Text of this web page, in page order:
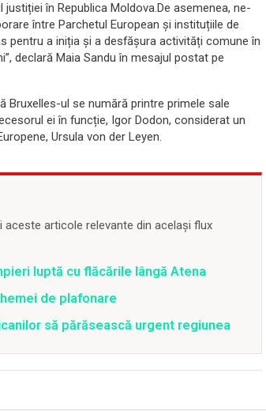
în Republica Moldova.De asemenea, ne-
între Parchetul European și instituțiile de
pentru a iniția și a desfășura activități comune în
declară Maia Sandu în mesajul postat pe
Bruxelles-ul se numără printre primele sale
ei în funcție, Igor Dodon, considerat un
Ursula von der Leyen.
articole relevante din același flux
luptă cu flăcările lângă Atena
de plafonare
să părăsească urgent regiunea